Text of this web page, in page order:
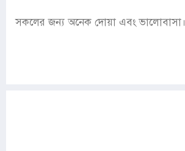
সকলের জন্য অনেক দোয়া এবং ভালোবাসা।